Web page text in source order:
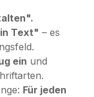
Text" – es
ein und
Für jeden